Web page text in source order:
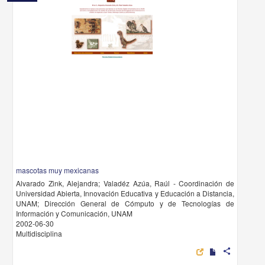
mascotas muy mexicanas
Alvarado Zink, Alejandra; Valadéz Azúa, Raúl - Coordinación de
Universidad Abierta, Innovación Educativa y Educación a Distancia,
UNAM; Dirección General de Cómputo y de Tecnologías de
Información y Comunicación, UNAM
2002-06-30
Multidisciplina
share